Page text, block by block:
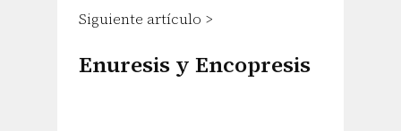
Siguiente artículo >
Enuresis y Encopresis